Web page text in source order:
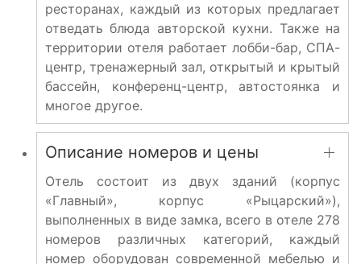
ресторанах, каждый из которых предлагает
отведать блюда авторской кухни. Также на
территории отеля работает лобби-бар, СПА-
центр, тренажерный зал, открытый и крытый
бассейн, конференц-центр, автостоянка и
многое другое.
Описание номеров и цены
Отель состоит из двух зданий (корпус
«Главный», корпус «Рыцарский»),
выполненных в виде замка, всего в отеле 278
номеров различных категорий, каждый
номер оборудован современной мебелью и